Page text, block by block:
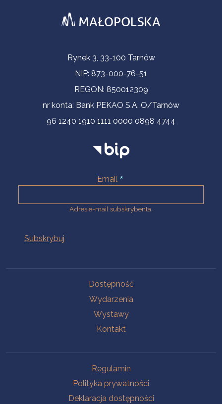
Informacje kontaktoweRynek 3, 33-100 Tarnów
NIP: 873-000-76-51
REGON: 850012309
nr konta: Bank PEKAO S.A. O/Tarnów
96 1240 1910 1111 0000 0898 4744
Email
Adres e-mail subskrybenta.
Dostępność
Wydarzenia
Wystawy
Kontakt
Regulamin
Polityka prywatności
Deklaracja dostępności